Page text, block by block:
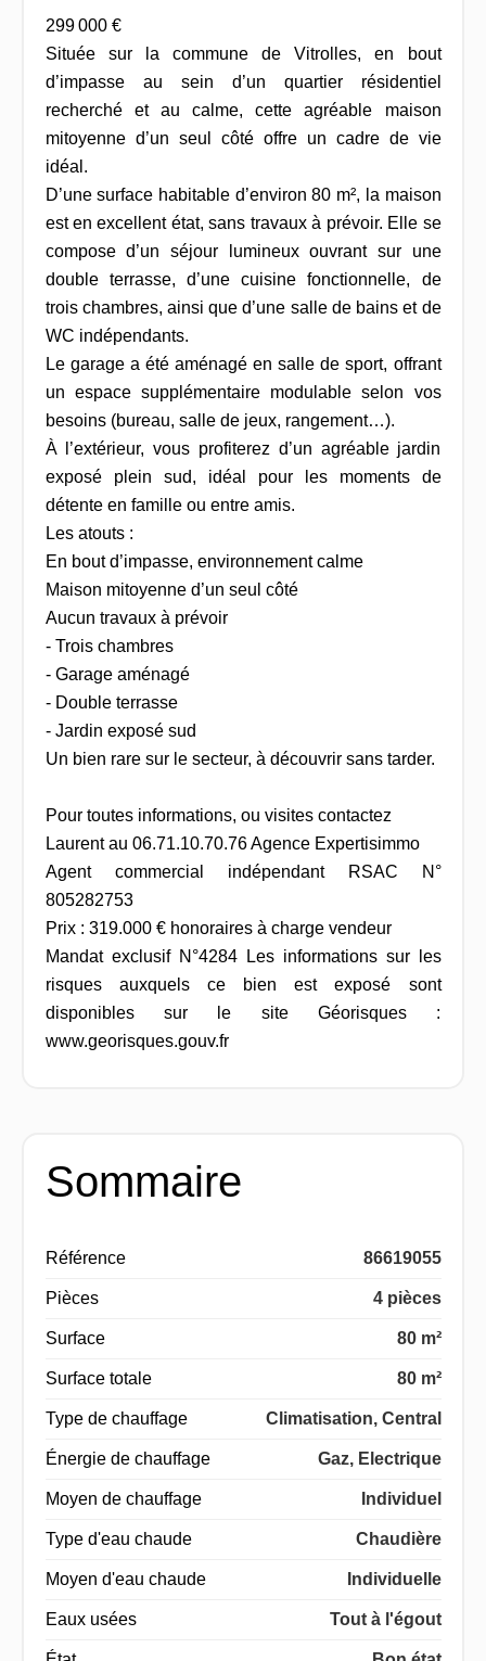
299 000 €
Située sur la commune de Vitrolles, en bout
d’impasse au sein d’un quartier résidentiel
recherché et au calme, cette agréable maison
mitoyenne d’un seul côté offre un cadre de vie
idéal.
D’une surface habitable d’environ 80 m², la maison
est en excellent état, sans travaux à prévoir. Elle se
compose d’un séjour lumineux ouvrant sur une
double terrasse, d’une cuisine fonctionnelle, de
trois chambres, ainsi que d’une salle de bains et de
WC indépendants.
Le garage a été aménagé en salle de sport, offrant
un espace supplémentaire modulable selon vos
besoins (bureau, salle de jeux, rangement…).
À l’extérieur, vous profiterez d’un agréable jardin
exposé plein sud, idéal pour les moments de
détente en famille ou entre amis.
Les atouts :
En bout d’impasse, environnement calme
Maison mitoyenne d’un seul côté
Aucun travaux à prévoir
- Trois chambres
- Garage aménagé
- Double terrasse
- Jardin exposé sud
Un bien rare sur le secteur, à découvrir sans tarder.
Pour toutes informations, ou visites contactez
Laurent au 06.71.10.70.76 Agence Expertisimmo
Agent commercial indépendant RSAC N°
805282753
Prix : 319.000 € honoraires à charge vendeur
Mandat exclusif N°4284 Les informations sur les
risques auxquels ce bien est exposé sont
disponibles sur le site Géorisques :
www.georisques.gouv.fr
Sommaire
Référence 86619055
Pièces 4 pièces
Surface 80 m²
Surface totale 80 m²
Type de chauffage Climatisation, Central
Énergie de chauffage Gaz, Electrique
Moyen de chauffage Individuel
Type d'eau chaude Chaudière
Moyen d'eau chaude Individuelle
Eaux usées Tout à l'égout